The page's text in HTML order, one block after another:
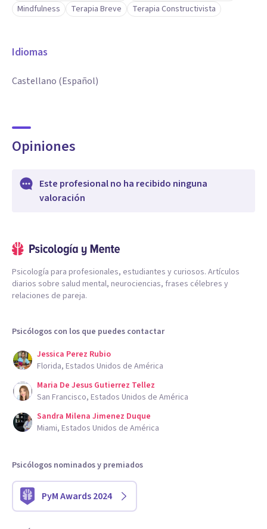
Mindfulness
Terapia Breve Terapia Constructivista
Idiomas
Castellano (Español)
Opiniones
Este profesional no ha recibido ninguna
valoración
Psicología para profesionales, estudiantes y curiosos. Artículos
diarios sobre salud mental, neurociencias, frases célebres y
relaciones de pareja.
Psicólogos con los que puedes contactar
Jessica Perez Rubio
Florida, Estados Unidos de América
Maria De Jesus Gutierrez Tellez
San Francisco, Estados Unidos de América
Sandra Milena Jimenez Duque
Miami, Estados Unidos de América
Psicólogos nominados y premiados
PyM Awards 2024